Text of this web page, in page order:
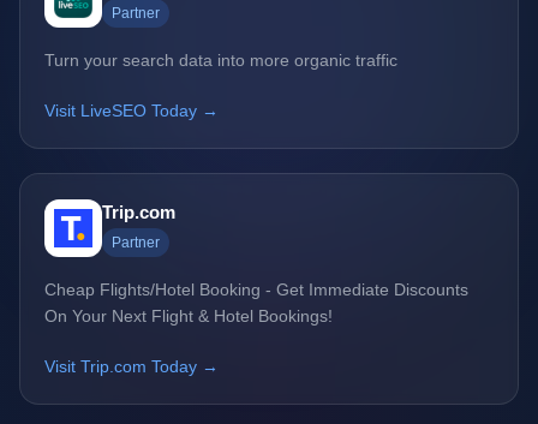
Partner
Turn your search data into more organic traffic
Visit LiveSEO Today →
Trip.com
Partner
Cheap Flights/Hotel Booking - Get Immediate Discounts
On Your Next Flight & Hotel Bookings!
Visit Trip.com Today →